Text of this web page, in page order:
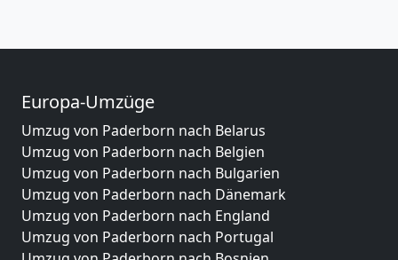
Europa-Umzüge
Umzug von Paderborn nach Belarus
Umzug von Paderborn nach Belgien
Umzug von Paderborn nach Bulgarien
Umzug von Paderborn nach Dänemark
Umzug von Paderborn nach England
Umzug von Paderborn nach Portugal